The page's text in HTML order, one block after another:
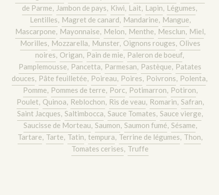
de Parme, Jambon de pays, Kiwi, Lait, Lapin, Légumes,
Lentilles, Magret de canard, Mandarine, Mangue,
Mascarpone, Mayonnaise, Melon, Menthe, Mesclun, Miel,
Morilles, Mozzarella, Munster, Oignons rouges, Olives
noires, Origan, Pain de mie, Paleron de boeuf,
Pamplemousse, Pancetta, Parmesan, Pastèque, Patates
douces, Pâte feuilletée, Poireau, Poires, Poivrons, Polenta,
Pomme, Pommes de terre, Porc, Potimarron, Potiron,
Poulet, Quinoa, Reblochon, Ris de veau, Romarin, Safran,
Saint Jacques, Saltimbocca, Sauce Tomates, Sauce vierge,
Saucisse de Morteau, Saumon, Saumon fumé, Sésame,
Tartare, Tarte, Tatin, tempura, Terrine de légumes, Thon,
Tomates cerises, Truffe